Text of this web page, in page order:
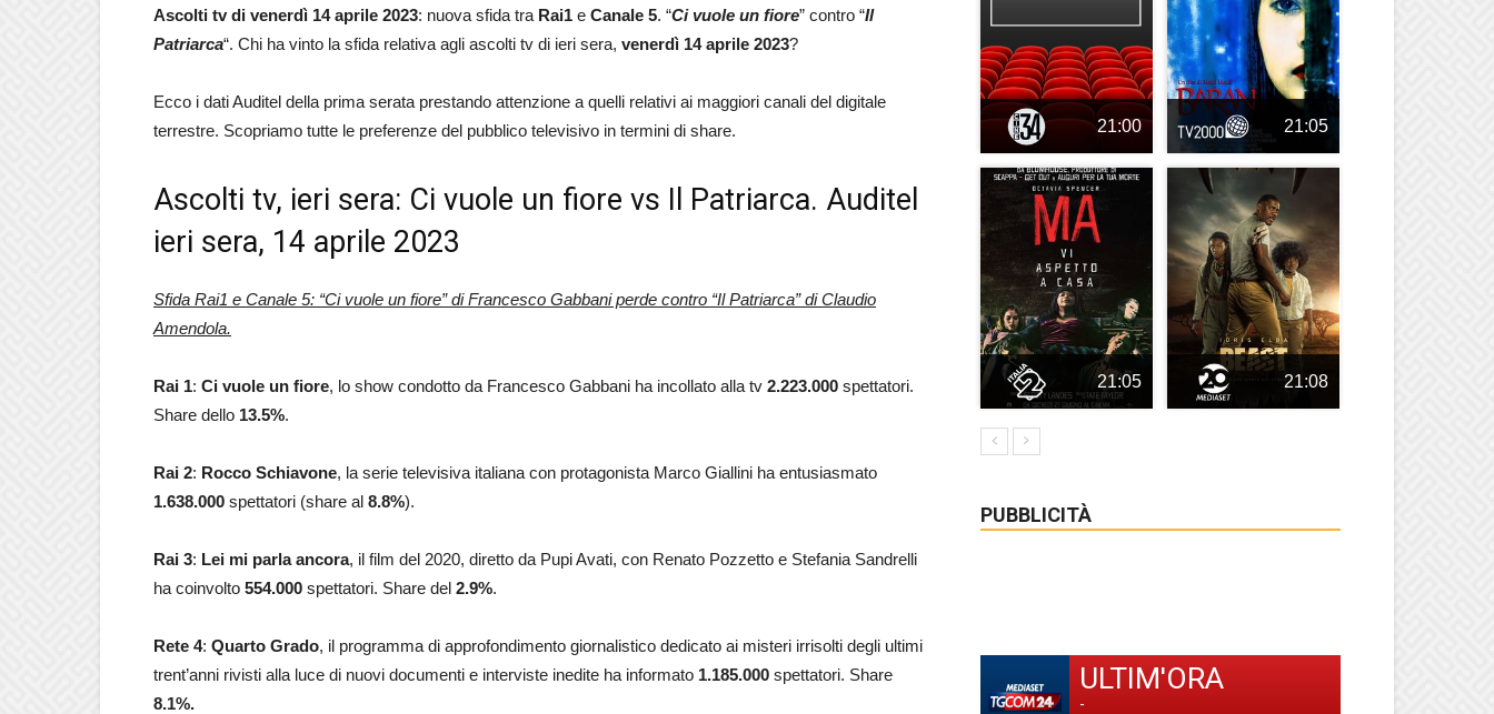
Ascolti tv di venerdì 14 aprile 2023: nuova sfida tra Rai1 e Canale 5. “Ci vuole un fiore” contro “Il
Patriarca“. Chi ha vinto la sfida relativa agli ascolti tv di ieri sera, venerdì 14 aprile 2023?
Ecco i dati Auditel della prima serata prestando attenzione a quelli relativi ai maggiori canali del digitale
terrestre. Scopriamo tutte le preferenze del pubblico televisivo in termini di share.
Ascolti tv, ieri sera: Ci vuole un fiore vs Il Patriarca. Auditel
ieri sera, 14 aprile 2023
Sfida Rai1 e Canale 5: “Ci vuole un fiore” di Francesco Gabbani perde contro “Il Patriarca” di Claudio
Amendola.
Rai 1: Ci vuole un fiore, lo show condotto da Francesco Gabbani ha incollato alla tv 2.223.000 spettatori.
Share dello 13.5%.
Rai 2: Rocco Schiavone, la serie televisiva italiana con protagonista Marco Giallini ha entusiasmato
1.638.000 spettatori (share al 8.8%).
Rai 3: Lei mi parla ancora, il film del 2020, diretto da Pupi Avati, con Renato Pozzetto e Stefania Sandrelli
ha coinvolto 554.000 spettatori. Share del 2.9%.
Rete 4: Quarto Grado, il programma di approfondimento giornalistico dedicato ai misteri irrisolti degli ultimi
trent’anni rivisti alla luce di nuovi documenti e interviste inedite ha informato 1.185.000 spettatori. Share
8.1%.
21:00 21:05
21:05 21:08
PUBBLICITÀ
ULTIM'ORA
-